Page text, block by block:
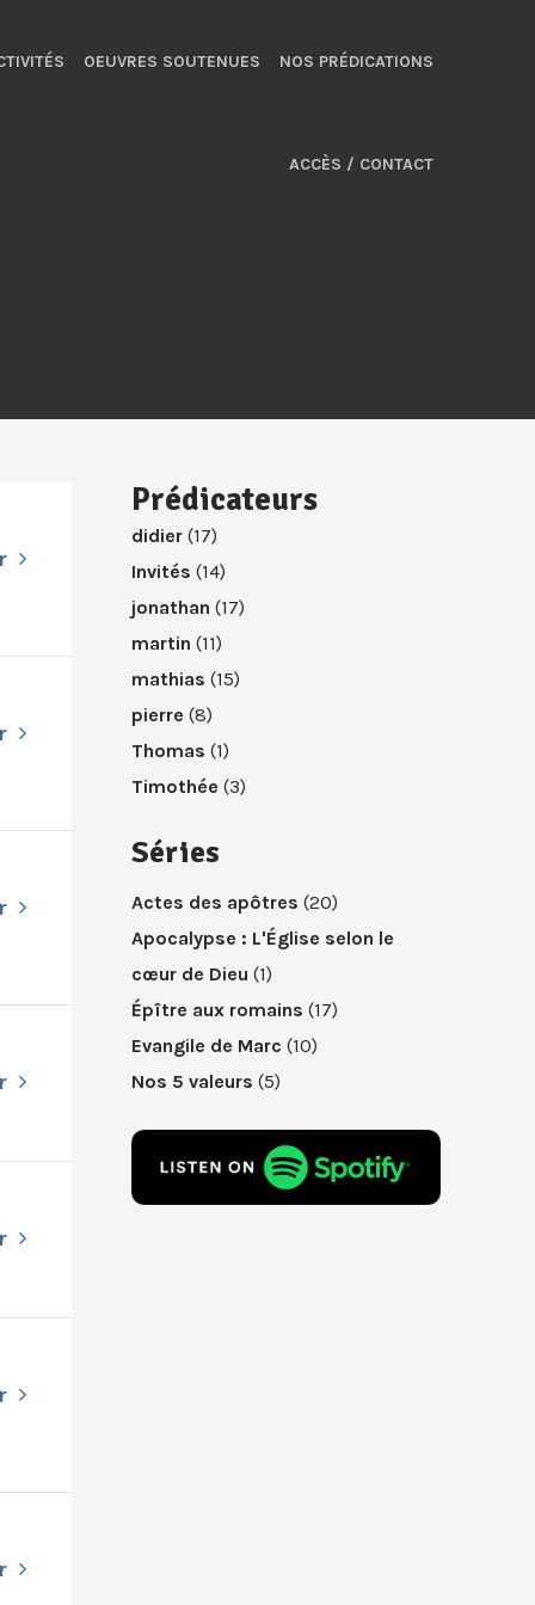
OEUVRES SOUTENUES NOS PRÉDICATIONS
ACCÈS / CONTACT
Prédicateurs
didier(17)
Invités (14)
jonathan (17)
martin (11)
mathias (15)
pierre (8)
Thomas (1)
Timothée (3)
Séries
Actes des apôtres (20)
Apocalypse : L'Église selon le
cœur de Dieu (1)
Épître aux romains (17)
Evangile de Marc (10)
Nos 5 valeurs (5)